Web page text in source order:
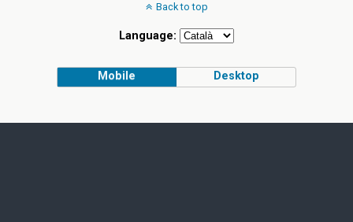
Back to top
Language:
Mobile Desktop